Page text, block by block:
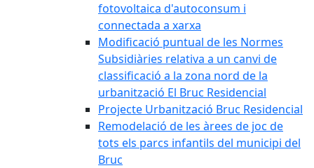
fotovoltaica d'autoconsum i
connectada a xarxa
Modificació puntual de les Normes
Subsidiàries relativa a un canvi de
classificació a la zona nord de la
urbanització El Bruc Residencial
Projecte Urbanització Bruc Residencial
Remodelació de les àrees de joc de
tots els parcs infantils del municipi del
Bruc